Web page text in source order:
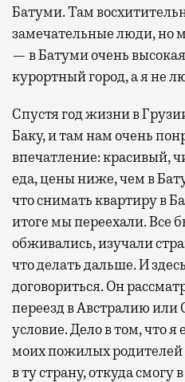
Батуми. Там
замечательные люди, но
— в Батуми очень
курортный город, а я не
Спустя год жизни в
Баку, и там нам очень
впечатление: красивый,
еда, цены ниже, чем в
что снимать квартиру в
итоге мы переехали. Все
обживались, изучали
что делать дальше. И
договориться. Он
переезд в Австралию
условие. Дело в том, что
моих пожилых родителей
в ту страну, откуда смогу